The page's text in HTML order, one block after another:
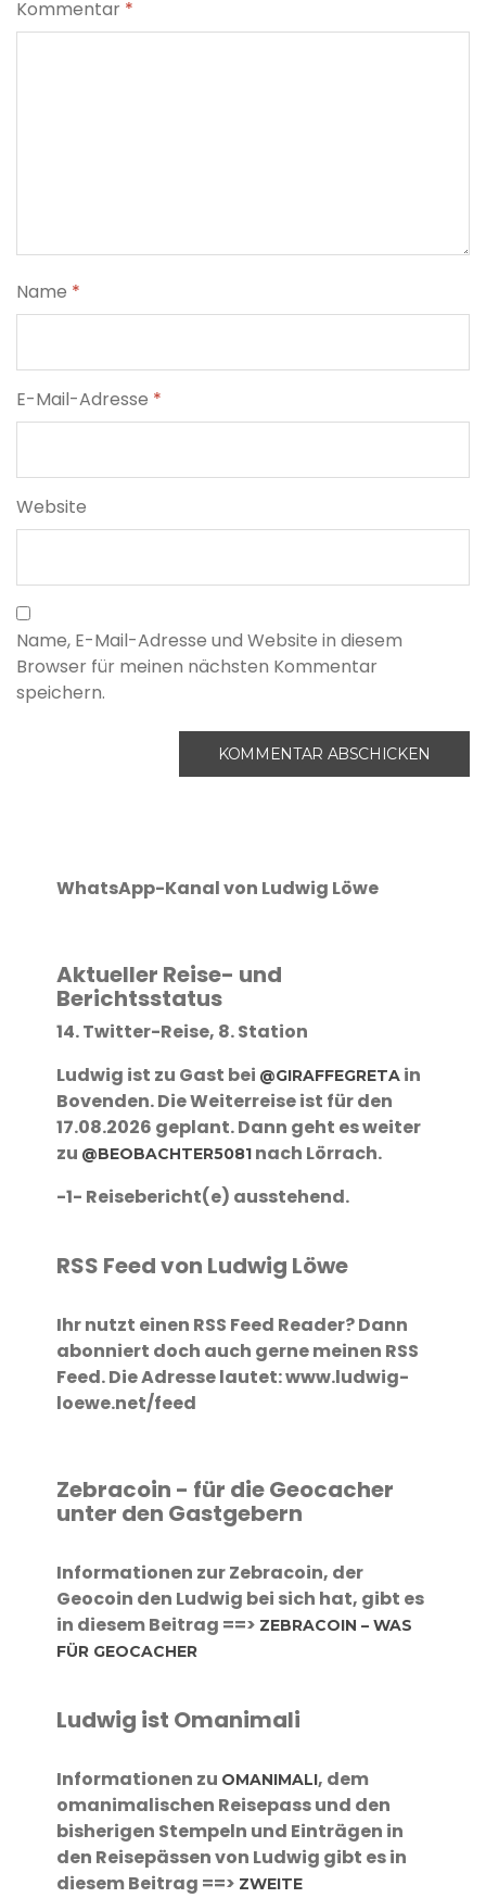
Kommentar *
Name *
E-Mail-Adresse *
Website
Name, E-Mail-Adresse und Website in diesem
Browser für meinen nächsten Kommentar
speichern.
WhatsApp-Kanal von Ludwig Löwe
Aktueller Reise- und
Berichtsstatus
14. Twitter-Reise, 8. Station
Ludwig ist zu Gast bei @GIRAFFEGRETAin
Bovenden. Die Weiterreise ist für den
17.08.2026 geplant. Dann geht es weiter
zu @BEOBACHTER5081nach Lörrach.
-1- Reisebericht(e) ausstehend.
RSS Feed von Ludwig Löwe
Ihr nutzt einen RSS Feed Reader? Dann
abonniert doch auch gerne meinen RSS
Feed. Die Adresse lautet: www.ludwig-
loewe.net/feed
Zebracoin - für die Geocacher
unter den Gastgebern
Informationen zur Zebracoin, der
Geocoin den Ludwig bei sich hat, gibt es
in diesem Beitrag ==> ZEBRACOIN – WAS
FÜR GEOCACHER
Ludwig ist Omanimali
Informationen zu OMANIMALI, dem
omanimalischen Reisepass und den
bisherigen Stempeln und Einträgen in
den Reisepässen von Ludwig gibt es in
diesem Beitrag ==> ZWEITE